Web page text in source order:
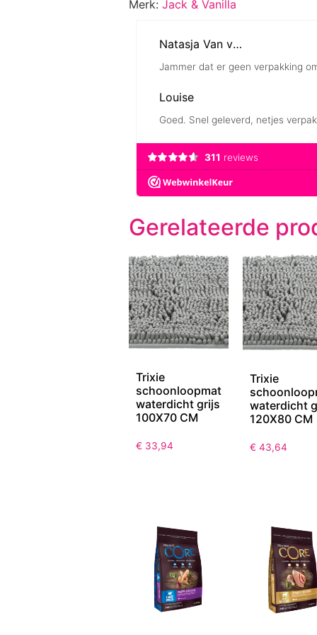
Merk: Jack & Vanilla
Gerelateerde
Trixie
schoonloopmat
waterdicht grijs
100X70 CM
€ 33,94
Trixie
waterdicht
120X80 CM
€ 43,64